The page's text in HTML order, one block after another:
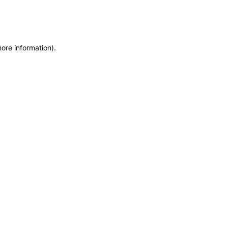
information).